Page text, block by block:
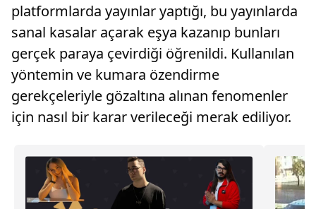
platformlarda yayınlar yaptığı, bu yayınlarda
sanal kasalar açarak eşya kazanıp bunları
gerçek paraya çevirdiği öğrenildi. Kullanılan
yöntemin ve kumara özendirme
gerekçeleriyle gözaltına alınan fenomenler
için nasıl bir karar verileceği merak ediliyor.